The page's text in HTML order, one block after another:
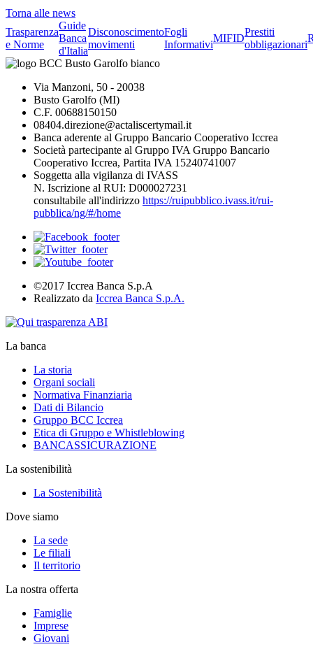
Torna alle news
Trasparenza
e Norme
Guide
Banca
d'Italia
Disconoscimento
movimenti
Fogli
Informativi
MIFID
Prestiti
obbligazionari
Via Manzoni, 50 - 20038
Busto Garolfo (MI)
C.F. 00688150150
08404.direzione@actaliscertymail.it
Banca aderente al Gruppo Bancario Cooperativo Iccrea
Società partecipante al Gruppo IVA Gruppo Bancario
Cooperativo Iccrea, Partita IVA 15240741007
Soggetta alla vigilanza di IVASS
N. Iscrizione al RUI: D000027231
consultabile all'indirizzo https://ruipubblico.ivass.it/rui-
pubblica/ng/#/home
©2017 Iccrea Banca S.p.A
Realizzato da Iccrea Banca S.p.A.
La banca
La storia
Organi sociali
Normativa Finanziaria
Dati di Bilancio
Gruppo BCC Iccrea
Etica di Gruppo e Whistleblowing
BANCASSICURAZIONE
La sostenibilità
La Sostenibilità
Dove siamo
La sede
Le filiali
Il territorio
La nostra offerta
Famiglie
Imprese
Giovani